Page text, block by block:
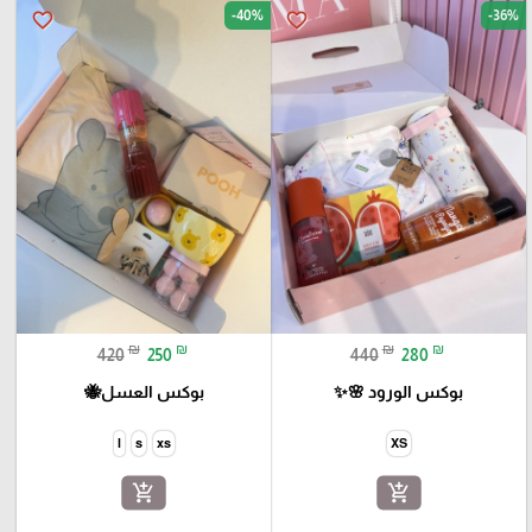
favorite_border -36%
440 ₪ 280 ₪
بوكس الورود 🌸✨
XS
add_shopping_cart
favorite_border -40%
420 ₪ 250 ₪
بوكس العسل🐝
xs
s
l
add_shopping_cart